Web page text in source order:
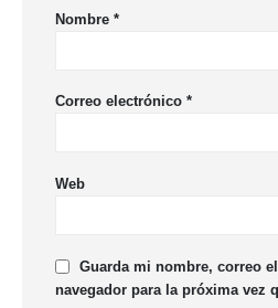
Nombre *
Correo electrónico *
Web
Guarda mi nombre, correo
navegador para la próxima vez